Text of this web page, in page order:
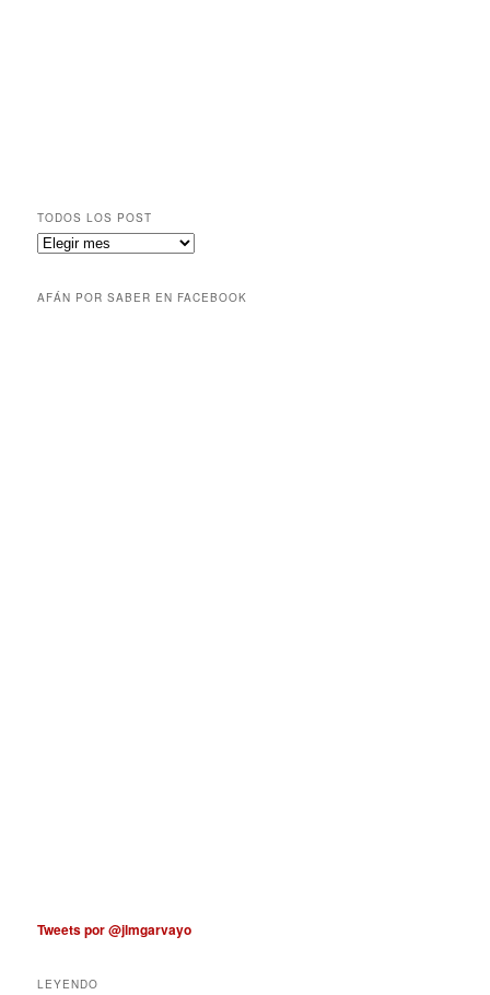
TODOS LOS POST
AFÁN POR SABER EN FACEBOOK
Tweets por @jlmgarvayo
LEYENDO